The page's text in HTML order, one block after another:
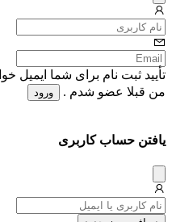
میس
تأیید ثبت نام برای شما ایمیل
من قبلا عضو شدم . ورود
یافتن حساب کاربری
میس